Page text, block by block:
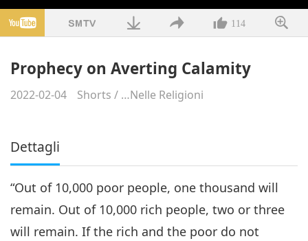
114
Prophecy on Averting Calamity
2022-02-04 Shorts / …Nelle Religioni
Dettagli
“Out of 10,000 poor people, one thousand will
remain. Out of 10,000 rich people, two or three
will remain. If the rich and the poor do not